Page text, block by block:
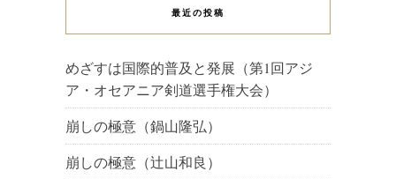
最近の投稿
めざすは国際的普及と発展（第1回アジ
ア・オセアニア剣道選手権大会）
崩しの極意（鍋山隆弘）
崩しの極意（辻山和良）